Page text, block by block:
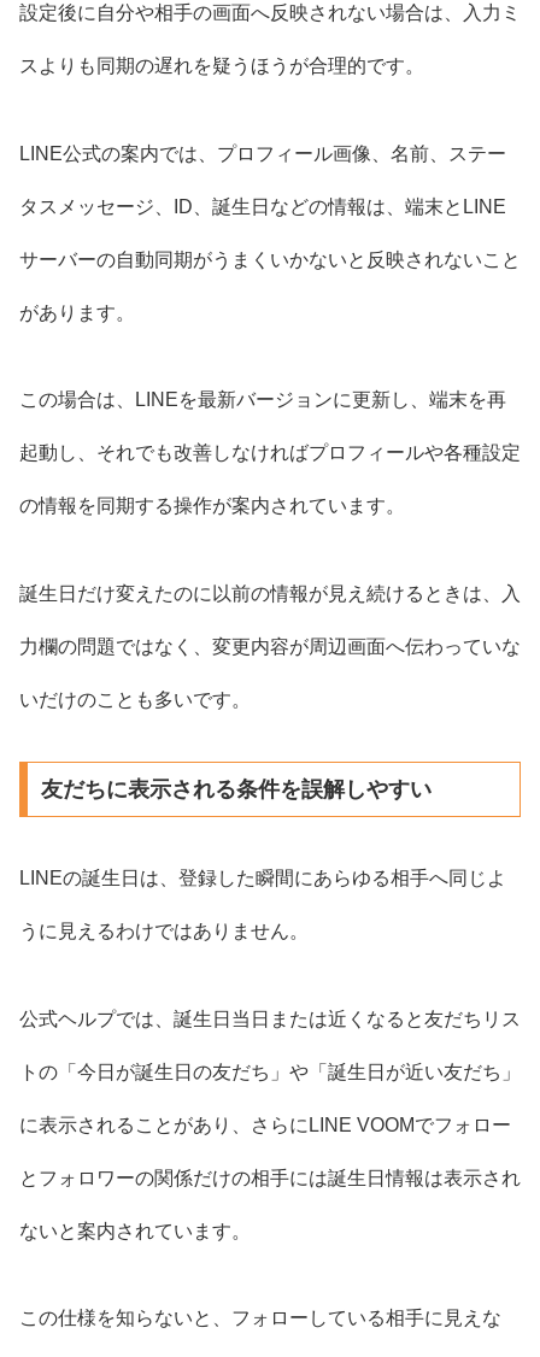
設定後に自分や相手の画面へ反映されない場合は、入力ミ
スよりも同期の遅れを疑うほうが合理的です。
LINE公式の案内では、プロフィール画像、名前、ステー
タスメッセージ、ID、誕生日などの情報は、端末とLINE
サーバーの自動同期がうまくいかないと反映されないこと
があります。
この場合は、LINEを最新バージョンに更新し、端末を再
起動し、それでも改善しなければプロフィールや各種設定
の情報を同期する操作が案内されています。
誕生日だけ変えたのに以前の情報が見え続けるときは、入
力欄の問題ではなく、変更内容が周辺画面へ伝わっていな
いだけのことも多いです。
友だちに表示される条件を誤解しやすい
LINEの誕生日は、登録した瞬間にあらゆる相手へ同じよ
うに見えるわけではありません。
公式ヘルプでは、誕生日当日または近くなると友だちリス
トの「今日が誕生日の友だち」や「誕生日が近い友だち」
に表示されることがあり、さらにLINE VOOMでフォロー
とフォロワーの関係だけの相手には誕生日情報は表示され
ないと案内されています。
この仕様を知らないと、フォローしている相手に見えな